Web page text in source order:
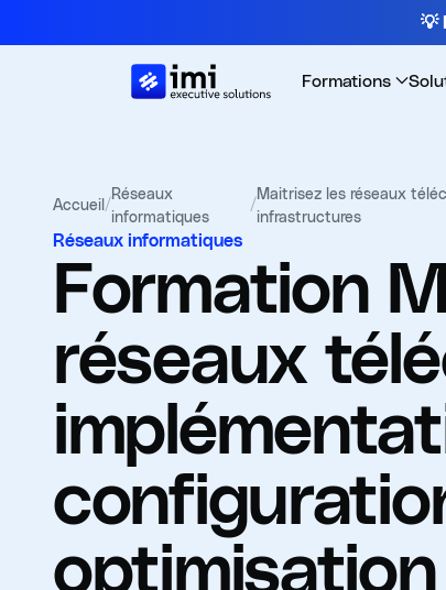
💡
Formations
Accueil/
Réseaux
informatiques
/
Maitrisez les réseaux
infrastructures
Réseaux informatiques
Formation
réseaux